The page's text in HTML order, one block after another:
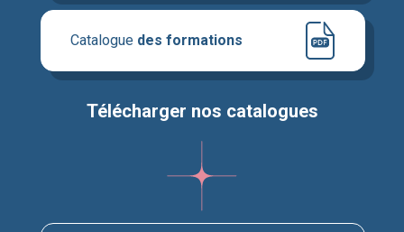
Télécharger nos catalogues
Catalogue des formations